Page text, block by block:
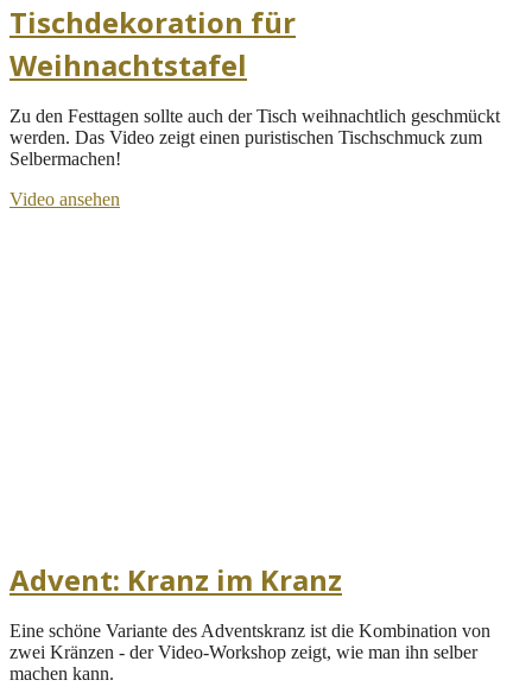
Tischdekoration für
Weihnachtstafel
Zu den Festtagen sollte auch der Tisch weihnachtlich geschmückt
werden. Das Video zeigt einen puristischen Tischschmuck zum
Selbermachen!
Video ansehen
Advent: Kranz im Kranz
Eine schöne Variante des Adventskranz ist die Kombination von
zwei Kränzen - der Video-Workshop zeigt, wie man ihn selber
machen kann.